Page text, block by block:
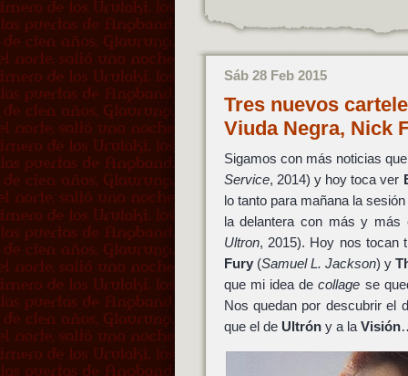
Sáb 28 Feb 2015
Tres nuevos
Viuda Negra, Nick
Sigamos con más noticias
Service, 2014) y hoy toca ver
lo tanto para mañana la
la delantera con más y
Ultron, 2015). Hoy nos tocan
Fury(Samuel L. Jackson) y
que mi idea decollage se
Nos quedan por descubrir el
que el de Ultróny a la Visión